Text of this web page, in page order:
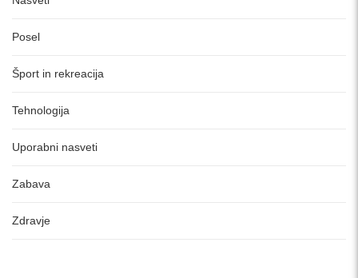
Posel
Šport in rekreacija
Tehnologija
Uporabni nasveti
Zabava
Zdravje